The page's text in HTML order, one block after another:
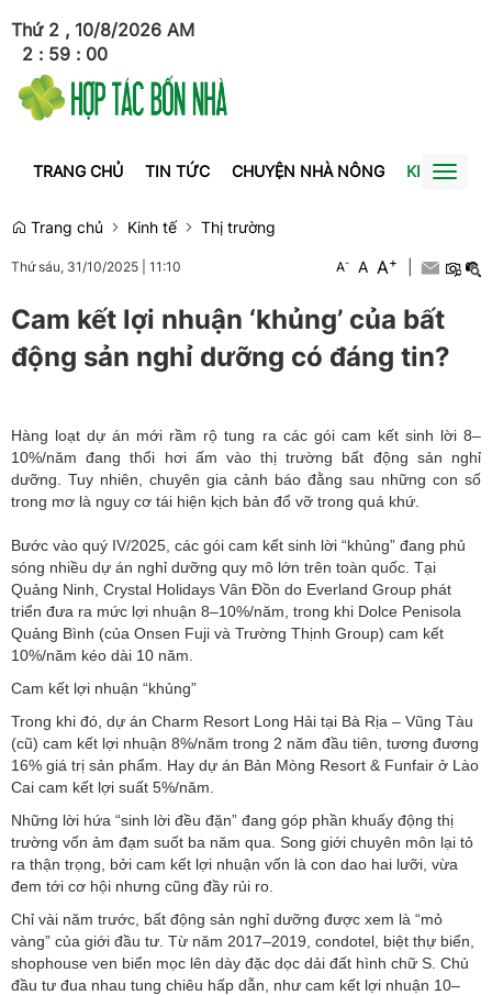
Thứ 2 , 10/8/2026
2 : 59 : 01
AM
TRANG CHỦ TIN TỨC CHUYỆN NHÀ NÔNG KINH TẾToggle
Trang chủ
Kinh tế Thị trường
Thứ sáu, 31/10/2025 11:10 A- A A+
Cam kết lợi nhuận ‘khủng’ của bất
động sản nghỉ dưỡng có đáng tin?
Hàng loạt dự án mới rầm rộ tung ra các gói cam kết sinh lời 8–
10%/năm đang thổi hơi ấm vào thị trường bất động sản nghỉ
dưỡng. Tuy nhiên, chuyên gia cảnh báo đằng sau những con số
trong mơ là nguy cơ tái hiện kịch bản đổ vỡ trong quá khứ.
Bước vào quý IV/2025, các gói cam kết sinh lời “khủng” đang phủ
sóng nhiều dự án nghỉ dưỡng quy mô lớn trên toàn quốc. Tại
Quảng Ninh, Crystal Holidays Vân Đồn do Everland Group phát
triển đưa ra mức lợi nhuận 8–10%/năm, trong khi Dolce Penisola
Quảng Bình (của Onsen Fuji và Trường Thịnh Group) cam kết
10%/năm kéo dài 10 năm.
Cam kết lợi nhuận “khủng”
Trong khi đó, dự án Charm Resort Long Hải tại Bà Rịa – Vũng Tàu
(cũ) cam kết lợi nhuận 8%/năm trong 2 năm đầu tiên, tương đương
16% giá trị sản phẩm. Hay dự án Bản Mòng Resort & Funfair ở Lào
Cai cam kết lợi suất 5%/năm.
Những lời hứa “sinh lời đều đặn” đang góp phần khuấy động thị
trường vốn ảm đạm suốt ba năm qua. Song giới chuyên môn lại tỏ
ra thận trọng, bởi cam kết lợi nhuận vốn là con dao hai lưỡi, vừa
đem tới cơ hội nhưng cũng đầy rủi ro.
Chỉ vài năm trước, bất động sản nghỉ dưỡng được xem là “mỏ
vàng” của giới đầu tư. Từ năm 2017–2019, condotel, biệt thự biển,
shophouse ven biển mọc lên dày đặc dọc dải đất hình chữ S. Chủ
đầu tư đua nhau tung chiêu hấp dẫn, như cam kết lợi nhuận 10–